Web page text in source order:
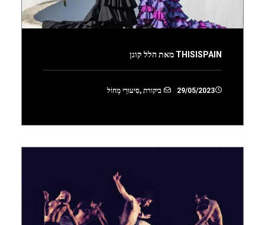
THISISPAIN מאת הלל קוגן
29/05/2023 ביקורת ,סִיעוּרֵי מָחוֹל